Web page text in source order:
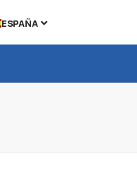
ESPAÑA